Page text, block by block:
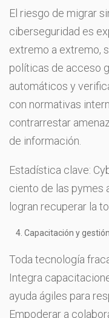
El riesgo de migrar
ciberseguridad es
extremo a extremo,
políticas de acceso
automáticos y
con normativas
contrarrestar
de información.
Estadística clave:
ciento de las pymes
logran recuperar la
Capacitación y
Toda tecnología
Integra
ayuda ágiles para
Empoderar a